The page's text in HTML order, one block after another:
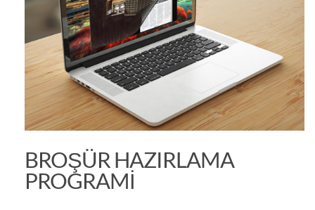
BROŞÜR HAZIRLAMA
PROGRAMI